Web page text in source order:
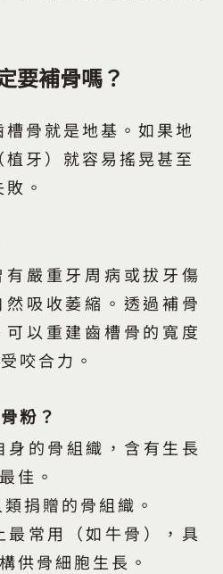
要補骨嗎？
骨就是地基。如果地
牙）就容易搖晃甚至
敗。
嚴重牙周病或拔牙傷
吸收萎縮。透過補骨
以重建齒槽骨的寬度
咬合力。
粉？
身的骨組織，含有生長
佳。
捐贈的骨組織。
最常用（如牛骨），具
供骨細胞生長。